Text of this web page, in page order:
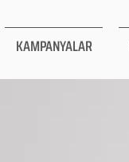
KAMPANYALAR